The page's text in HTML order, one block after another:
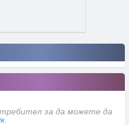
за да можете да